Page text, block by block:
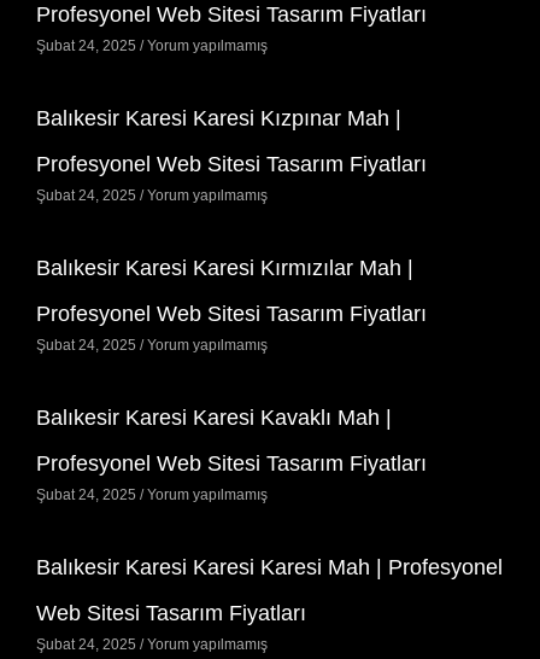
Profesyonel Web Sitesi Tasarım Fiyatları
Şubat 24, 2025 Yorum yapılmamış
Balıkesir Karesi Karesi Kızpınar Mah |
Profesyonel Web Sitesi Tasarım Fiyatları
Şubat 24, 2025 Yorum yapılmamış
Balıkesir Karesi Karesi Kırmızılar Mah |
Profesyonel Web Sitesi Tasarım Fiyatları
Şubat 24, 2025 Yorum yapılmamış
Balıkesir Karesi Karesi Kavaklı Mah |
Profesyonel Web Sitesi Tasarım Fiyatları
Şubat 24, 2025 Yorum yapılmamış
Balıkesir Karesi Karesi Karesi Mah | Profesyonel
Web Sitesi Tasarım Fiyatları
Şubat 24, 2025 Yorum yapılmamış